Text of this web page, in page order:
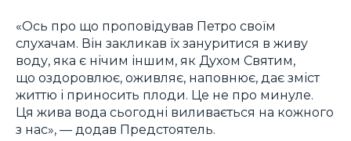
«Ось про що проповідував Петро своїм
слухачам. Він закликав їх зануритися в живу
воду, яка є нічим іншим, як Духом Святим,
що оздоровлює, оживляє, наповнює, дає зміст
життю і приносить плоди. Це не про минуле.
Ця жива вода сьогодні виливається на кожного
з нас», — додав Предстоятель.